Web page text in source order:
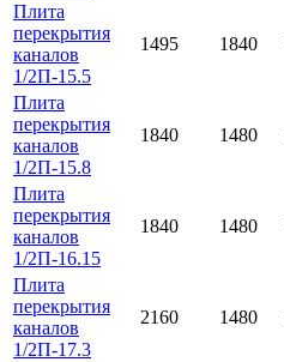
Плита
перекрытия
каналов
1/2П-15.5
1495 1840
Плита
перекрытия
каналов
1/2П-15.8
1840 1480
Плита
перекрытия
каналов
1/2П-16.15
1840 1480
Плита
перекрытия
каналов
1/2П-17.3
2160 1480